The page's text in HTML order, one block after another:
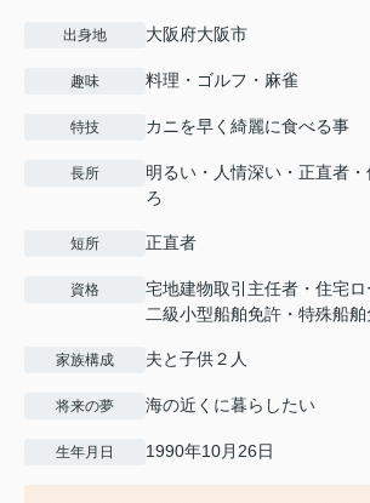
出身地 大阪府大阪市
趣味 料理・ゴルフ・麻雀
特技 カニを早く綺麗に食べる事
長所
明るい・人情深い・正直者
ろ
短所 正直者
資格
宅地建物取引主任者・住宅ロ
二級小型船舶免許・特殊船
家族構成 夫と子供２人
将来の夢 海の近くに暮らしたい
生年月日 1990年10月26日